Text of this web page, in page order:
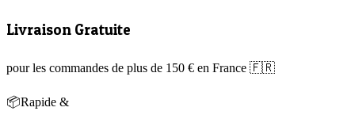
Livraison Gratuite
pour les commandes de plus de 150 € en France 🇫🇷
📦Rapide &